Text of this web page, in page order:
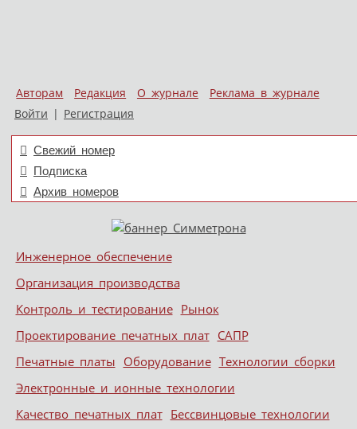
Авторам Редакция О журнале
Реклама в журнале
Войти | Регистрация
Свежий номер
Подписка
Архив номеров
Меню
Skip to content
Инженерное обеспечение
Организация производства
Контроль и тестирование Рынок
Проектирование печатных плат САПР
Печатные платы Оборудование Технологии сборки
Электронные и ионные технологии
Качество печатных плат Бессвинцовые технологии